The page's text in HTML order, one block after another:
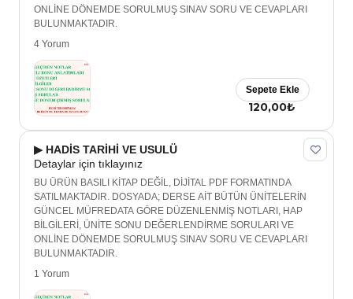
ONLİNE DÖNEMDE SORULMUŞ SINAV SORU VE CEVAPLARI
BULUNMAKTADIR.
4 Yorum
120,00₺
Sepete Ekle
▶ HADİS TARİHİ VE USULÜ
Detaylar için tıklayınız
BU ÜRÜN BASILI KİTAP DEĞİL, DİJİTAL PDF FORMATINDA
SATILMAKTADIR. DOSYADA; DERSE AİT BÜTÜN ÜNİTELERİN
GÜNCEL MÜFREDATA GÖRE DÜZENLENMİŞ NOTLARI, HAP
BİLGİLERİ, ÜNİTE SONU DEĞERLENDİRME SORULARI VE
ONLİNE DÖNEMDE SORULMUŞ SINAV SORU VE CEVAPLARI
BULUNMAKTADIR.
1 Yorum